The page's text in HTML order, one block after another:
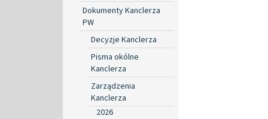
Dokumenty Kanclerza
PW
Decyzje Kanclerza
Pisma okólne
Kanclerza
Zarządzenia
Kanclerza
2026